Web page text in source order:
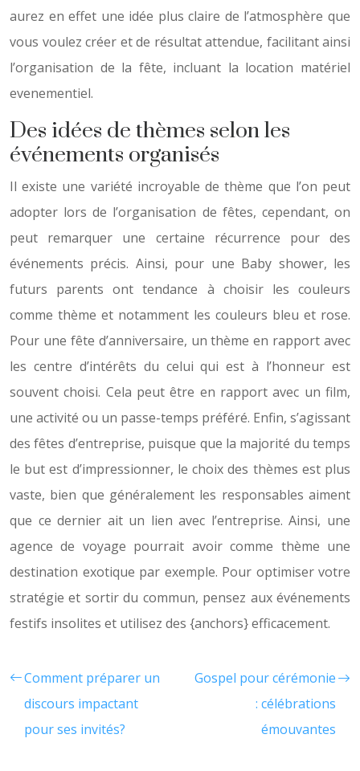
aurez en effet une idée plus claire de l’atmosphère que
vous voulez créer et de résultat attendue, facilitant ainsi
l’organisation de la fête, incluant la location matériel
evenementiel.
Des idées de thèmes selon les
événements organisés
Il existe une variété incroyable de thème que l’on peut
adopter lors de l’organisation de fêtes, cependant, on
peut remarquer une certaine récurrence pour des
événements précis. Ainsi, pour une Baby shower, les
futurs parents ont tendance à choisir les couleurs
comme thème et notamment les couleurs bleu et rose.
Pour une fête d’anniversaire, un thème en rapport avec
les centre d’intérêts du celui qui est à l’honneur est
souvent choisi. Cela peut être en rapport avec un film,
une activité ou un passe-temps préféré. Enfin, s’agissant
des fêtes d’entreprise, puisque que la majorité du temps
le but est d’impressionner, le choix des thèmes est plus
vaste, bien que généralement les responsables aiment
que ce dernier ait un lien avec l’entreprise. Ainsi, une
agence de voyage pourrait avoir comme thème une
destination exotique par exemple. Pour optimiser votre
stratégie et sortir du commun, pensez aux événements
festifs insolites et utilisez des {anchors} efficacement.
Comment préparer un
discours impactant
pour ses invités?
Gospel pour cérémonie
: célébrations
émouvantes